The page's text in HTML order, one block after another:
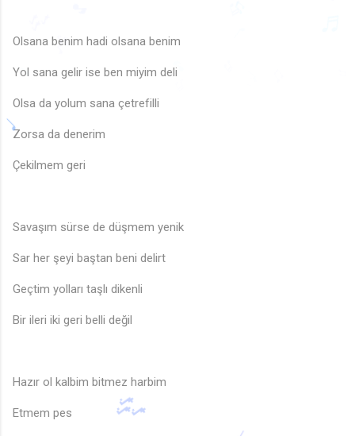
Olsana benim hadi olsana benim
Yol sana gelir ise ben miyim deli
Olsa da yolum sana çetrefilli
Zorsa da denerim
Çekilmem geri
Savaşım sürse de düşmem yenik
Sar her şeyi baştan beni delirt
Geçtim yolları taşlı dikenli
Bir ileri iki geri belli değil
Hazır ol kalbim bitmez harbim
Etmem pes
🎵
♪
🎶
🎶
🎶
♩
🎵